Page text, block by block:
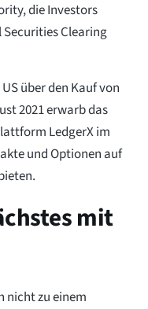
die Investors
Clearing
über den Kauf von
2021 erwarb das
LedgerX im
und Optionen auf
mit
nicht zu einem